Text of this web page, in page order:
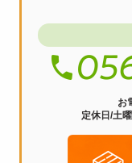
ン
お
定休日/土